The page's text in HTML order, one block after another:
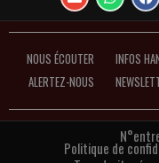
NOUS ÉCOUTER INFOS
ALERTEZ-NOUS
Politique de